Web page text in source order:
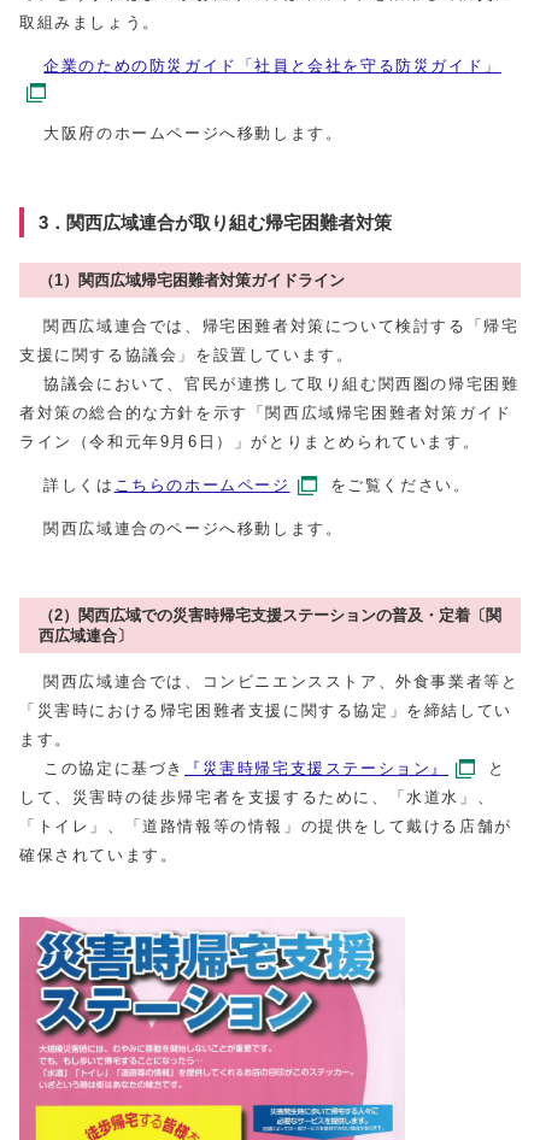
取組みましょう。
企業のための防災ガイド「社員と会社を守る防災ガイド」
大阪府のホームページへ移動します。
3．関西広域連合が取り組む帰宅困難者対策
（1）関西広域帰宅困難者対策ガイドライン
関西広域連合では、帰宅困難者対策について検討する「帰宅
支援に関する協議会」を設置しています。
協議会において、官民が連携して取り組む関西圏の帰宅困難
者対策の総合的な方針を示す「関西広域帰宅困難者対策ガイド
ライン（令和元年9月6日）」がとりまとめられています。
詳しくは こちらのホームページ をご覧ください。
関西広域連合のページへ移動します。
（2）関西広域での災害時帰宅支援ステーションの普及・定着〔関
西広域連合〕
関西広域連合では、コンビニエンスストア、外食事業者等と
「災害時における帰宅困難者支援に関する協定」を締結してい
ます。
この協定に基づき
『災害時帰宅支援ステーション』
と
して、災害時の徒歩帰宅者を支援するために、「水道水」、
「トイレ」、「道路情報等の情報」の提供をして戴ける店舗が
確保されています。